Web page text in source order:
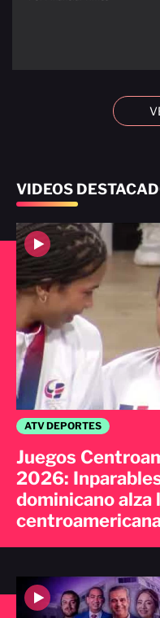
VIDEOS
ATV DEPORTES
Juegos
2026:
dominicano alza